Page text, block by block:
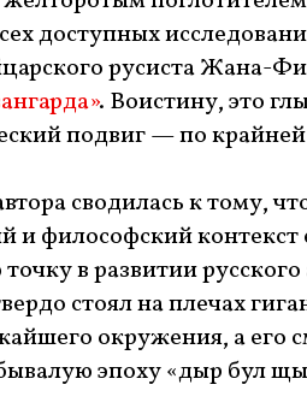
доступных
русиста Жана-
. Воистину, это
подвиг — по крайней
сводилась к тому,
и философский
в развитии
стоял на плечах
окружения, а его
эпоху «дыр бул